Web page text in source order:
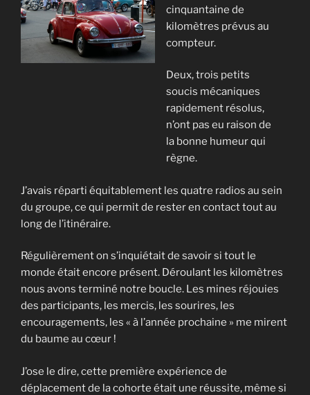
cinquantaine de
kilomètres prévus au
compteur.
Deux, trois petits
soucis mécaniques
rapidement résolus,
n’ont pas eu raison de
la bonne humeur qui
règne.
J’avais réparti équitablement les quatre radios au sein
du groupe, ce qui permit de rester en contact tout au
long de l’itinéraire.
Régulièrement on s’inquiétait de savoir si tout le
monde était encore présent. Déroulant les kilomètres
nous avons terminé notre boucle. Les mines réjouies
des participants, les mercis, les sourires, les
encouragements, les « à l’année prochaine » me mirent
du baume au cœur !
J’ose le dire, cette première expérience de
déplacement de la cohorte était une réussite, même si